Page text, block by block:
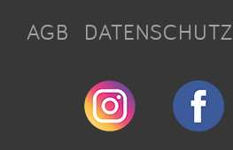
AGB DATENSCHUTZ